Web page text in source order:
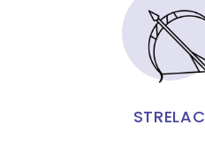
STRELAC